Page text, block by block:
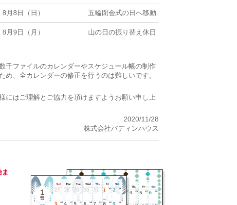
8月8日（日） 五輪閉会式の日へ移動
8月9日（月） 山の日の振り替え休日
千ファイルのカレンダーやスケジュール帳の制作
、全カレンダーの修正を行うのは難しいです。
にはご理解とご協力を頂けますようお願い申し上
2020/11/28
株式会社パディンハウス